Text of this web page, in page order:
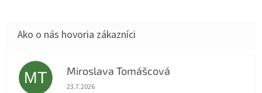
MT Miroslava Tomášcová
Hodnotenie obchodu je 5 z 5 hviezdičiek.
23.7.2026